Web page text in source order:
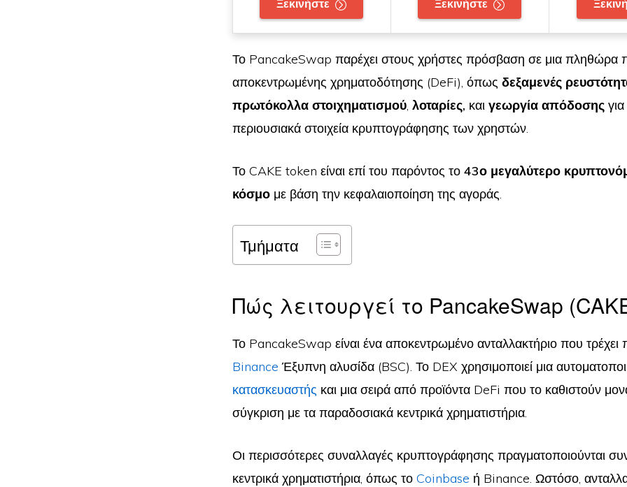
Ξεκινήστε Ξεκινήστε
Το PancakeSwap παρέχει στους χρήστες πρόσβαση σε μια πληθώρα
αποκεντρωμένης χρηματοδότησης (DeFi), όπως δεξαμενές
πρωτόκολλα στοιχηματισμού, λοταρίες, και γεωργία απόδοσης
περιουσιακά στοιχεία κρυπτογράφησης των χρηστών.
Το CAKE token είναι επί του παρόντος το 43ο μεγαλύτερο
κόσμο με βάση την κεφαλαιοποίηση της αγοράς.
Τμήματα
Πώς λειτουργεί το PancakeSwap
Το PancakeSwap είναι ένα αποκεντρωμένο ανταλλακτήριο που
Binance Έξυπνη αλυσίδα (BSC). Το DEX χρησιμοποιεί μια
κατασκευαστής και μια σειρά από προϊόντα DeFi που το καθιστούν
σύγκριση με τα παραδοσιακά κεντρικά χρηματιστήρια.
Οι περισσότερες συναλλαγές κρυπτογράφησης πραγματοποιούνται
κεντρικά χρηματιστήρια, όπως το Coinbase ή Binance. Ωστόσο,